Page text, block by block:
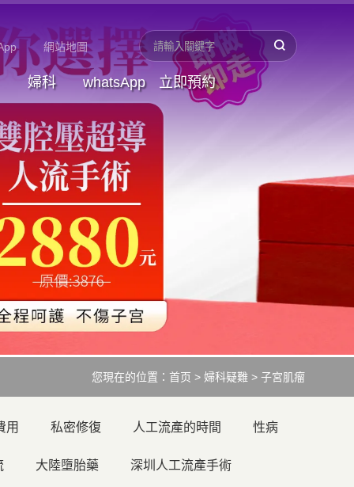
網站地圖
婦科 whatsApp 立即預約
您現在的位置： 首页 > 婦科疑難 > 子宮肌瘤
用 私密修復 人工流產的時間 性病
大陸墮胎藥 深圳人工流產手術